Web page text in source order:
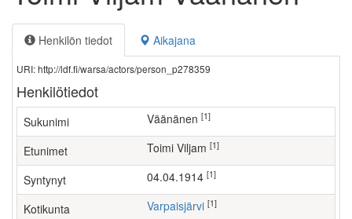
Henkilön tiedot Aikajana
URI: http://ldf.fi/warsa/actors/person_p278359
Henkilötiedot
Sukunimi Väänänen [1]
Etunimet Toimi Viljam [1]
Syntynyt 04.04.1914 [1]
Kotikunta Varpaisjärvi [1]